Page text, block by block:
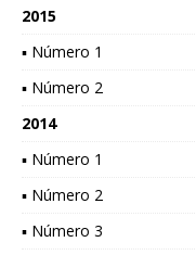
2015
▪ Número 1
▪ Número 2
2014
▪ Número 1
▪ Número 2
▪ Número 3